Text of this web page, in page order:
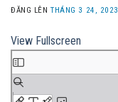
ĐĂNG LÊNTHÁNG 3 24, 2023
View Fullscreen